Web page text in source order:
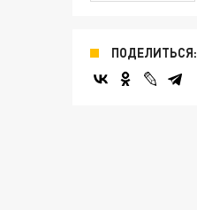
ПОДЕЛИТЬСЯ: